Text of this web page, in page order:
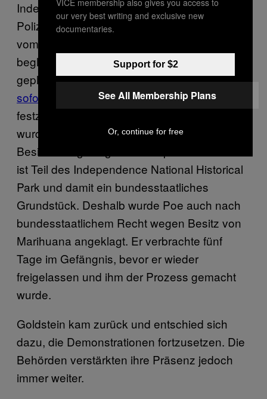
Independence Mall, wo ein massives
Polizeiaufgebot auf sie wartete. Poe wurde
vom libertären Aktivisten Adam Kokesh
begleitet und zog die Demonstration wie
geplant durch.Die Polizei ging die Menge
sofort an
und begann damit, Demonstranten
festzunehmen. Sowohl Poe als auch Kokesh
wurden verhaftet und wegen Marihuana-
Besitzes angeklagt. Die Independence Mall
ist Teil des Independence National Historical
Park und damit ein bundesstaatliches
Grundstück. Deshalb wurde Poe auch nach
bundesstaatlichem Recht wegen Besitz von
Marihuana angeklagt. Er verbrachte fünf
Tage im Gefängnis, bevor er wieder
freigelassen und ihm der Prozess gemacht
wurde.
Goldstein kam zurück und entschied sich
dazu, die Demonstrationen fortzusetzen. Die
Behörden verstärkten ihre Präsenz jedoch
immer weiter.
our very best writing and exclusive new
documentaries.
Support for $2
See All Membership Plans
Or, continue for free